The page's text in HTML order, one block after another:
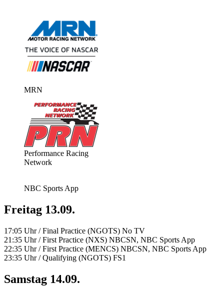
MRN
Performance Racing
Network
NBC Sports App
Freitag 13.09.
17:05 Uhr / Final Practice (NGOTS) No TV
21:35 Uhr / First Practice (NXS) NBCSN, NBC Sports App
22:35 Uhr / First Practice (MENCS) NBCSN, NBC Sports App
23:35 Uhr / Qualifying (NGOTS) FS1
Samstag 14.09.